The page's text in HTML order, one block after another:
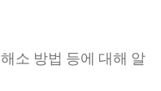
소 방법 등에 대해 알